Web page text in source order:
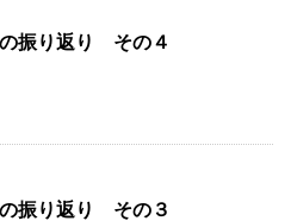
振り返り その４
振り返り その３